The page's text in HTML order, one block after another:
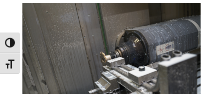
Umschalten auf hohe Kontraste
Schrift vergrößern